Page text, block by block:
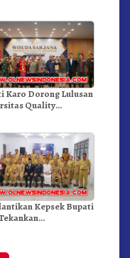
Karo Dorong Lulusan
Quality
Kepsek Bupati